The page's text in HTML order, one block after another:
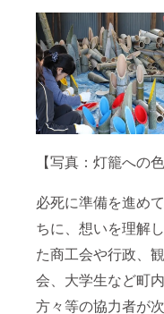
【写真：灯籠への
必死に準備を進め
ちに、想いを理解
た商工会や行政、
会、大学生など町
方々等の協力者が